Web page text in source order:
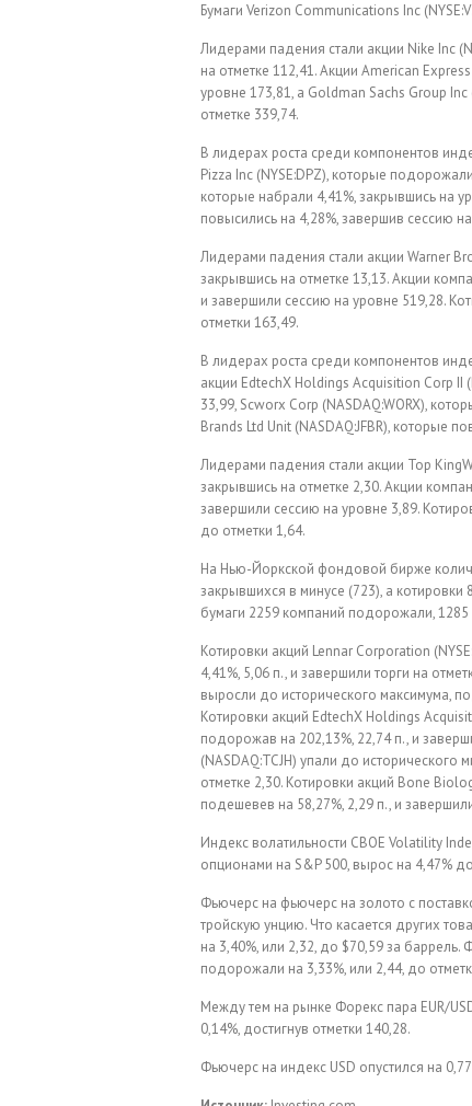
Бумаги Verizon Communications Inc
Лидерами падения стали акции Nike Inc
на отметке 112,41. Акции American
уровне 173,81, а Goldman Sachs Group
отметке 339,74.
В лидерах роста среди компонентов
Pizza Inc (NYSE:DPZ), которые
которые набрали 4,41%, закрывшись на
повысились на 4,28%, завершив сессию
Лидерами падения стали акции Warner
закрывшись на отметке 13,13. Акции
и завершили сессию на уровне 519,28.
отметки 163,49.
В лидерах роста среди компонентов
акции EdtechX Holdings Acquisition Corp
33,99, Scworx Corp (NASDAQ:WORX),
Brands Ltd Unit (NASDAQ:JFBR), которые
Лидерами падения стали акции Top
закрывшись на отметке 2,30. Акции
завершили сессию на уровне 3,89.
до отметки 1,64.
На Нью-Йоркской фондовой бирже
закрывшихся в минусе (723), а
бумаги 2259 компаний подорожали, 1285
Котировки акций Lennar Corporation
4,41%, 5,06 п., и завершили торги на
выросли до исторического максимума,
Котировки акций EdtechX Holdings
подорожав на 202,13%, 22,74 п., и
(NASDAQ:TCJH) упали до
отметке 2,30. Котировки акций Bone
подешевев на 58,27%, 2,29 п., и
Индекс волатильности CBOE Volatility
опционами на S&P 500, вырос на 4,47%
Фьючерс на фьючерс на золото с
тройскую унцию. Что касается других
на 3,40%, или 2,32, до $70,59 за
подорожали на 3,33%, или 2,44, до
Между тем на рынке Форекс пара EUR/
0,14%, достигнув отметки 140,28.
Фьючерс на индекс USD опустился на